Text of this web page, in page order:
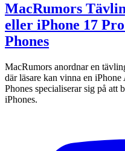
MacRumors
eller iPhone 17
Phones
MacRumors anordnar en
där läsare kan vinna en
Phones specialiserar sig på att
iPhones.